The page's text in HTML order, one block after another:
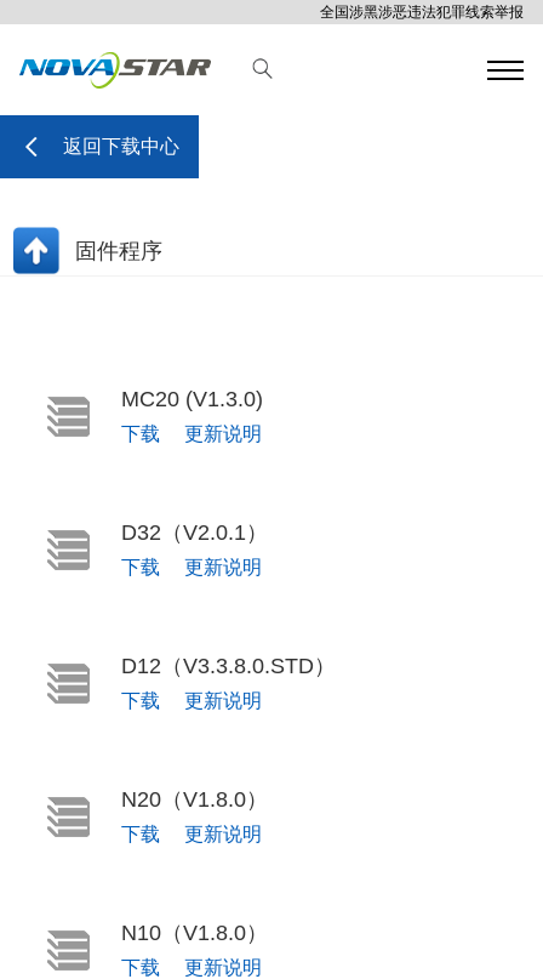
全国涉黑涉恶违法犯罪线索举报
返回下载中心
固件程序
MC20 (V1.3.0)
下载 更新说明
D32（V2.0.1）
下载 更新说明
D12（V3.3.8.0.STD）
下载 更新说明
N20（V1.8.0）
下载 更新说明
N10（V1.8.0）
下载 更新说明